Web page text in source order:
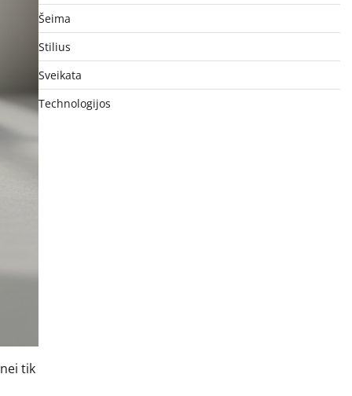
tik
Šeima
Stilius
Sveikata
Technologijos